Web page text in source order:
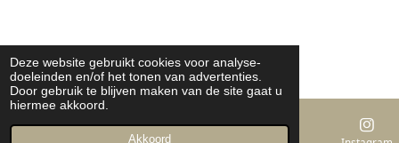
Deze website gebruikt cookies voor analyse-
doeleinden en/of het tonen van advertenties.
Door gebruik te blijven maken van de site gaat u
hiermee akkoord.
Akkoord